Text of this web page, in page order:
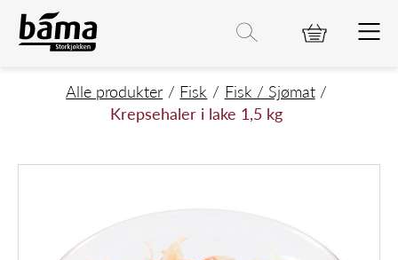
Krepsehaler i lake 1,5 kg
Hovedinnhold
Hovedmeny
Hovedmeny
Alle produkter Fisk
Fisk / Sjømat
Krepsehaler i lake 1,5 kg